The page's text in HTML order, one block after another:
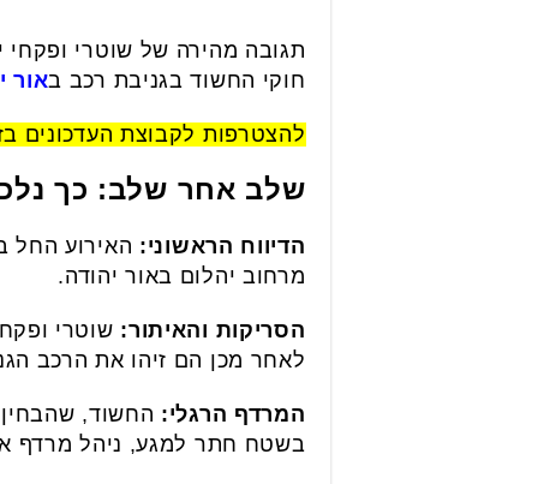
תגובה מהירה של שוטרי
חוקי החשוד בגניבת רכב באור
להצטרפות לקבוצת העדכונים
שלב אחר שלב: כך
הדיווח הראשוני: האירוע החל
מרחוב יהלום באור יהודה.
הסריקות והאיתור: שוטרי
לאחר מכן הם זיהו את הרכב
המרדף הרגלי: החשוד, שהבחין
בשטח חתר למגע, ניהל מרדף